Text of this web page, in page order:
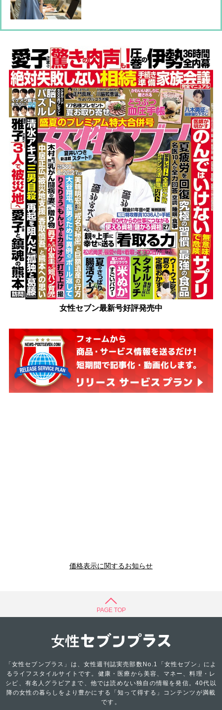
女性セブン最新号好評発売中
価格表示に関するお知らせ
PAGE TOP
「女性セブンプラス」は、女性週刊誌実売部数No.1「女性セブン」によ
るライフスタイルサイトです。健康・医療から美容、マネー、料理・レ
シピ、有名人グラビアまで、他では読めない独自の情報を発信。40代以
降の女性の暮らしをより豊かにする「知って得する」コンテンツが満載
です。